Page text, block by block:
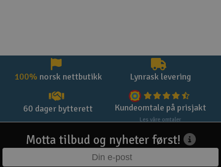
100% norsk nettbutikk Lynrask levering
60 dager bytterett Kundeomtale på prisjakt
Les våre omtaler
Motta tilbud og nyheter først!